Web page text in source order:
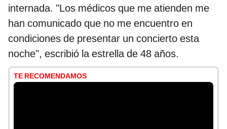
internada. "Los médicos que me atienden me
han comunicado que no me encuentro en
condiciones de presentar un concierto esta
noche", escribió la estrella de 48 años.
TE RECOMENDAMOS